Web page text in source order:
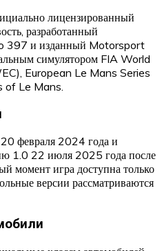
лицензированный
разработанный
397 и изданный Motorsport
симулятором FIA World
European Le Mans Series
of Le Mans.
февраля 2024 года и
1.0 22 июля 2025 года после
момент игра доступна только
версии рассматриваются